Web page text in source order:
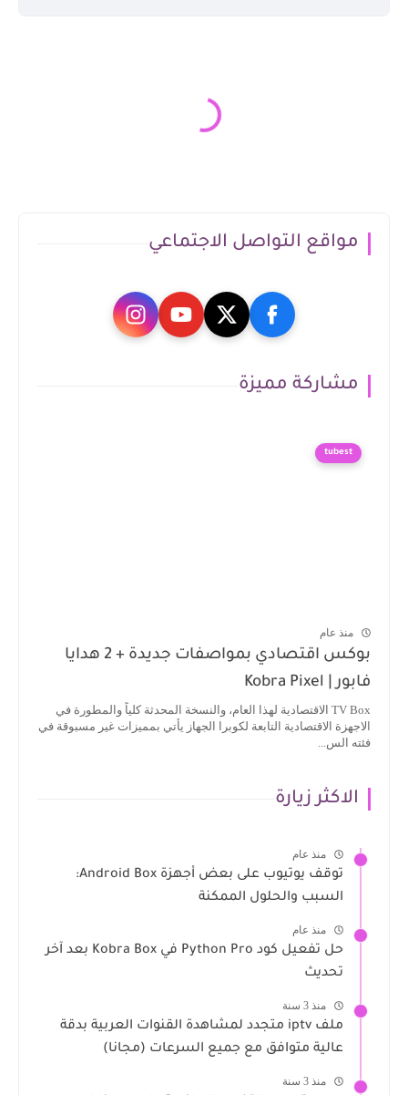
مواقع التواصل الاجتماعي
مشاركة مميزة
tubest
منذ عام
بوكس اقتصادي بمواصفات جديدة + 2 هدايا
فابور | Kobra Pixel
TV Box الاقتصادية لهذا العام، والنسخة المحدثة كلياً والمطورة في
الاجهزة الاقتصادية التابعة لكوبرا الجهاز يأتي بمميزات غير مسبوقة في
فئته الس...
الاكثر زيارة
منذ عام
توقف يوتيوب على بعض أجهزة Android Box:
السبب والحلول الممكنة
منذ عام
حل تفعيل كود Python Pro في Kobra Box بعد آخر
تحديث
منذ 3 سنة
ملف iptv متجدد لمشاهدة القنوات العربية بدقة
عالية متوافق مع جميع السرعات (مجانا)
منذ 3 سنة